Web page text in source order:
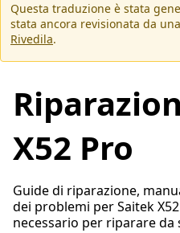
Questa traduzione è stata
stata ancora revisionata da
Rivedila.
X52 Pro
Guide di riparazione,
dei problemi per Saitek
necessario per riparare da